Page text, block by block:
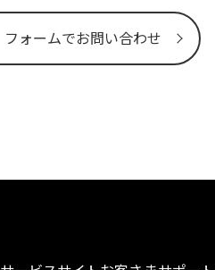
フォームでお問い合わせ